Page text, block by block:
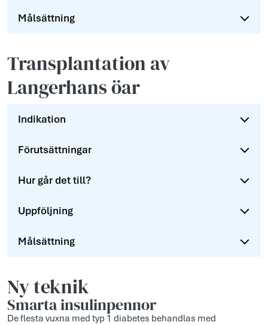
Målsättning
Transplantation av
Langerhans öar
Indikation
Förutsättningar
Hur går det till?
Uppföljning
Målsättning
Ny teknik
Smarta insulinpennor
De flesta vuxna med typ 1 diabetes behandlas med